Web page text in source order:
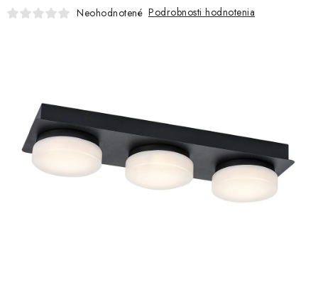
PRACOVNÉ SVIETIDLÁ
SAMSUNG SVIETIDLÁ
SOLÁRNE SYSTÉMY
SEZÓNNE VÝPREDAJE POĽNOPOTREBY
Neohodnotené Podrobnosti hodnotenia